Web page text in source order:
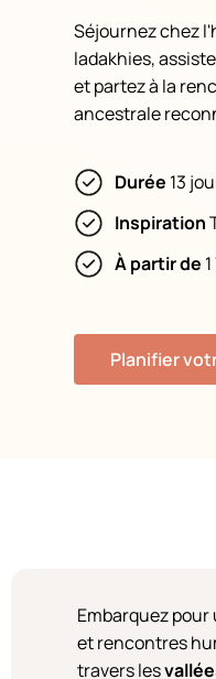
Séjournez chez
ladakhies,
et partez à la
ancestrale
Durée 13
Inspiration
À partir de
Planifier
Embarquez
et rencontres
travers les